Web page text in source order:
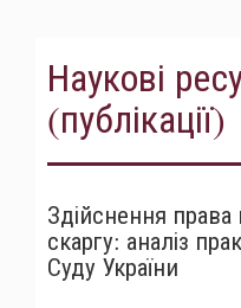
Наукові
(публікації)
Здійснення права
скаргу: аналіз
Суду України